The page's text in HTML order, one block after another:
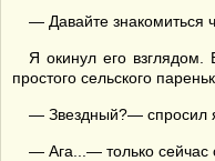
— Давайте знакомиться
Я окинул его
простого сельского
— Звездный?— спросил
— Ага...— только сейчас